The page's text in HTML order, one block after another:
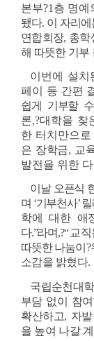
본부?1 층 명예
됐다. 이 자리
연합회장, 총
해 따뜻한 기부
이번에 설치
페이 등 간편
쉽게 기부할
론,?대학을 찾
한 터치만으
은 장학금, 교
발전을 위한
이날 오픈식
며 ‘기부천사’ 릴
학에 대한 애
다.”라며,?“교
따뜻한 나눔이 ?
소감을 밝혔다.
국립순천대
부담 없이 참
확산하고, 자
을 높여 나갈